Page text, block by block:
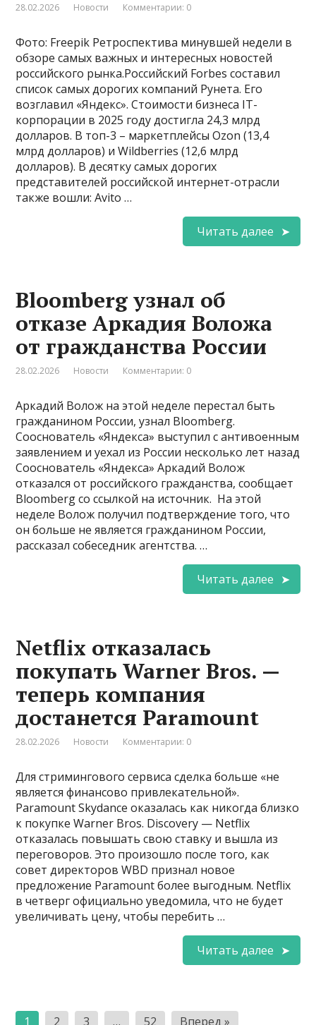
28.02.2026 Новости Комментарии: 0
Фото: Freepik Ретроспектива минувшей недели в
обзоре самых важных и интересных новостей
российского рынка.Российский Forbes составил
список самых дорогих компаний Рунета. Его
возглавил «Яндекс». Стоимости бизнеса IT-
корпорации в 2025 году достигла 24,3 млрд
долларов. В топ-3 – маркетплейсы Ozon (13,4
млрд долларов) и Wildberries (12,6 млрд
долларов). В десятку самых дорогих
представителей российской интернет-отрасли
также вошли: Avito …
Читать далее
Bloomberg узнал об
отказе Аркадия Воложа
от гражданства России
28.02.2026 Новости Комментарии: 0
Аркадий Волож на этой неделе перестал быть
гражданином России, узнал Bloomberg.
Сооснователь «Яндекса» выступил с антивоенным
заявлением и уехал из России несколько лет назад
Сооснователь «Яндекса» Аркадий Волож
отказался от российского гражданства, сообщает
Bloomberg со ссылкой на источник. На этой
неделе Волож получил подтверждение того, что
он больше не является гражданином России,
рассказал собеседник агентства. …
Читать далее
Netflix отказалась
покупать Warner Bros. —
теперь компания
достанется Paramount
28.02.2026 Новости Комментарии: 0
Для стримингового сервиса сделка больше «не
является финансово привлекательной».
Paramount Skydance оказалась как никогда близко
к покупке Warner Bros. Discovery — Netflix
отказалась повышать свою ставку и вышла из
переговоров. Это произошло после того, как
совет директоров WBD признал новое
предложение Paramount более выгодным. Netflix
в четверг официально уведомила, что не будет
увеличивать цену, чтобы перебить …
Читать далее
Пагинация
1 2 3 … 52 Вперед »